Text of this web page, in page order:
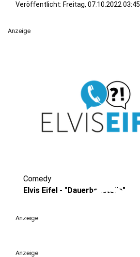
Veröffentlicht: Freitag, 07.10.2022 03:45
Anzeige
play_circle
Comedy
Elvis Eifel - "Dauerbaustelle"
Anzeige
Anzeige